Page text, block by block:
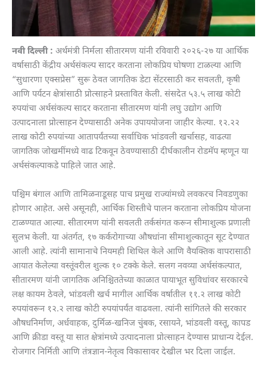
नवी दिल्ली : अर्थमंत्री निर्मला सीतारमण यांनी रविवारी २०२६-२७ या आर्थिक
वर्षासाठी केंद्रीय अर्थसंकल्प सादर करताना लोकप्रिय घोषणा टाळल्या आणि
“सुधारणा एक्सप्रेस” सुरू ठेवत जागतिक डेटा सेंटरसाठी कर सवलती, कृषी
आणि पर्यटन क्षेत्रांसाठी प्रोत्साहने प्रस्तावित केली. संसदेत ५३.५ लाख कोटी
रुपयांचा अर्थसंकल्प सादर करताना सीतारमण यांनी लघु उद्योग आणि
उत्पादनाला प्रोत्साहन देण्यासाठी अनेक उपाययोजना जाहीर केल्या. १२.२२
लाख कोटी रुपयांच्या आतापर्यंतच्या सर्वाधिक भांडवली खर्चासह, वाढत्या
जागतिक जोखमींमध्ये वाढ टिकवून ठेवण्यासाठी दीर्घकालीन रोडमॅप म्हणून या
अर्थसंकल्पाकडे पाहिले जात आहे.
पश्चिम बंगाल आणि तामिळनाडूसह पाच प्रमुख राज्यांमध्ये लवकरच निवडणुका
होणार आहेत. असे असूनही, आर्थिक शिस्तीचे पालन करताना लोकप्रिय योजना
टाळण्यात आल्या. सीतारमण यांनी सवलती तर्कसंगत करून सीमाशुल्क प्रणाली
सुलभ केली. या अंतर्गत, १७ कर्करोगाच्या औषधांना सीमाशुल्कातून सूट देण्यात
आली आहे. त्यांनी सामानाचे नियमही शिथिल केले आणि वैयक्तिक वापरासाठी
आयात केलेल्या वस्तूंवरील शुल्क १० टक्के केले. सलग नवव्या अर्थसंकल्पात,
सीतारमण यांनी जागतिक अनिश्चिततेच्या काळात पायाभूत सुविधांवर सरकारचे
लक्ष कायम ठेवले, भांडवली खर्च मागील आर्थिक वर्षातील ११.२ लाख कोटी
रुपयांवरून १२.२ लाख कोटी रुपयांपर्यंत वाढवला. त्यांनी सांगितले की सरकार
औषधनिर्माण, अर्धवाहक, दुर्मिळ-खनिज चुंबक, रसायने, भांडवली वस्तू, कापड
आणि क्रीडा वस्तू या सात क्षेत्रांमध्ये उत्पादनाला प्रोत्साहन देण्यास प्राधान्य देईल.
रोजगार निर्मिती आणि तंत्रज्ञान-नेतृत्व विकासावर देखील भर दिला जाईल.